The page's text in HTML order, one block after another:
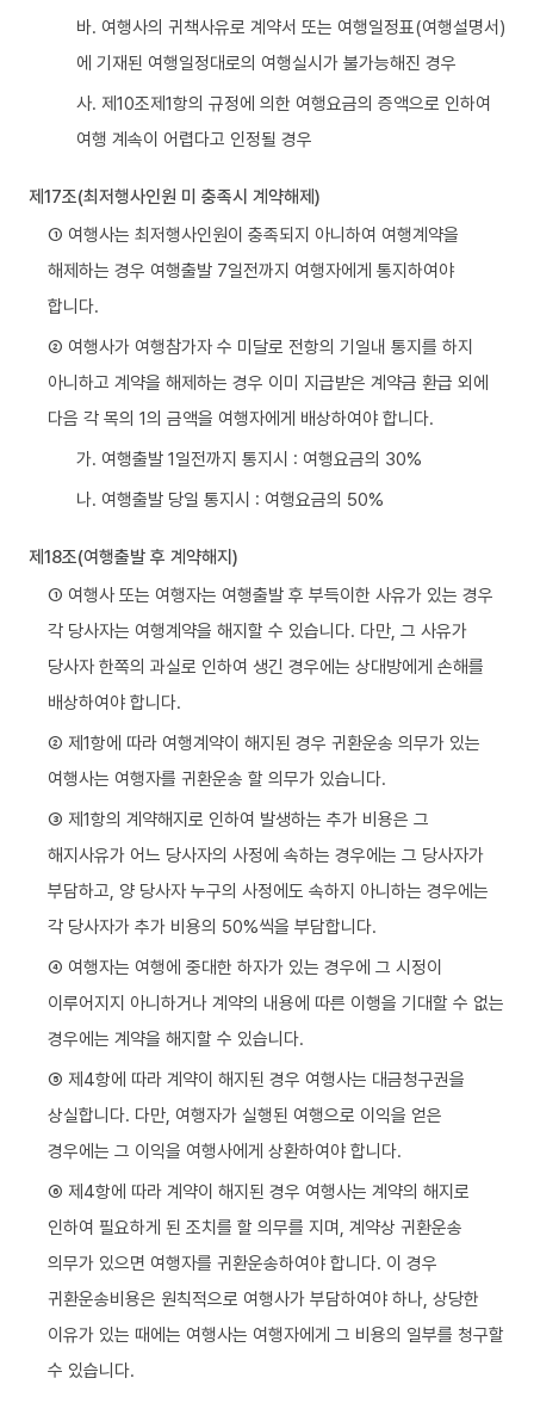
바. 여행사의 귀책사유로 계약서 또는 여행일정표(여행설명서)
에 기재된 여행일정대로의 여행실시가 불가능해진 경우
사. 제10조제1항의 규정에 의한 여행요금의 증액으로 인하여
여행 계속이 어렵다고 인정될 경우
제17조(최저행사인원 미 충족시 계약해제)
① 여행사는 최저행사인원이 충족되지 아니하여 여행계약을
해제하는 경우 여행출발 7일전까지 여행자에게 통지하여야
합니다.
② 여행사가 여행참가자 수 미달로 전항의 기일내 통지를 하지
아니하고 계약을 해제하는 경우 이미 지급받은 계약금 환급 외에
다음 각 목의 1의 금액을 여행자에게 배상하여야 합니다.
가. 여행출발 1일전까지 통지시 : 여행요금의 30%
나. 여행출발 당일 통지시 : 여행요금의 50%
제18조(여행출발 후 계약해지)
① 여행사 또는 여행자는 여행출발 후 부득이한 사유가 있는 경우
각 당사자는 여행계약을 해지할 수 있습니다. 다만, 그 사유가
당사자 한쪽의 과실로 인하여 생긴 경우에는 상대방에게 손해를
배상하여야 합니다.
② 제1항에 따라 여행계약이 해지된 경우 귀환운송 의무가 있는
여행사는 여행자를 귀환운송 할 의무가 있습니다.
③ 제1항의 계약해지로 인하여 발생하는 추가 비용은 그
해지사유가 어느 당사자의 사정에 속하는 경우에는 그 당사자가
부담하고, 양 당사자 누구의 사정에도 속하지 아니하는 경우에는
각 당사자가 추가 비용의 50%씩을 부담합니다.
④ 여행자는 여행에 중대한 하자가 있는 경우에 그 시정이
이루어지지 아니하거나 계약의 내용에 따른 이행을 기대할 수 없는
경우에는 계약을 해지할 수 있습니다.
⑤ 제4항에 따라 계약이 해지된 경우 여행사는 대금청구권을
상실합니다. 다만, 여행자가 실행된 여행으로 이익을 얻은
경우에는 그 이익을 여행사에게 상환하여야 합니다.
⑥ 제4항에 따라 계약이 해지된 경우 여행사는 계약의 해지로
인하여 필요하게 된 조치를 할 의무를 지며, 계약상 귀환운송
의무가 있으면 여행자를 귀환운송하여야 합니다. 이 경우
귀환운송비용은 원칙적으로 여행사가 부담하여야 하나, 상당한
이유가 있는 때에는 여행사는 여행자에게 그 비용의 일부를 청구할
수 있습니다.